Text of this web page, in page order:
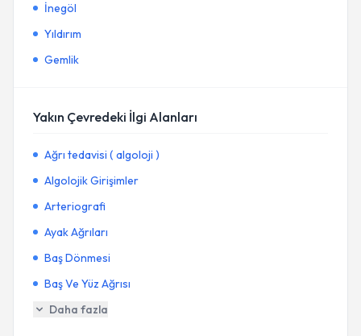
İnegöl
Yıldırım
Gemlik
Yakın Çevredeki İlgi Alanları
Ağrı tedavisi ( algoloji )
Algolojik Girişimler
Arteriografi
Ayak Ağrıları
Baş Dönmesi
Baş Ve Yüz Ağrısı
Daha fazla